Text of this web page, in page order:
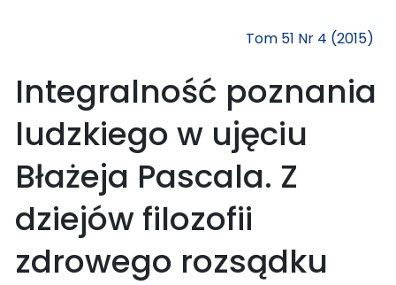
Tom 51 Nr 4 (2015)
Integralność poznania
ludzkiego w ujęciu
Błażeja Pascala. Z
dziejów filozofii
zdrowego rozsądku